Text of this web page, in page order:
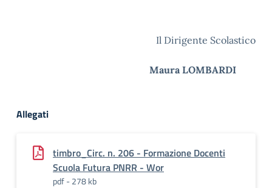
Il Dirigente Scolastico
Maura LOMBARDI
Allegati
timbro_Circ. n. 206 - Formazione Docenti
Scuola Futura PNRR - Wor
pdf - 278 kb